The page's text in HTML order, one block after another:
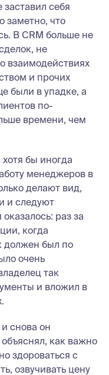
заставил себя
заметно, что
В CRM больше не
не
взаимодействиях
и прочих
были в упадке, а
по-
времени, чем
бы иногда
менеджеров в
делают вид,
и следуют
раз за
когда
должен был по
очень
так
и вложил в
снова он
как важно
здороваться с
озвучивать цену